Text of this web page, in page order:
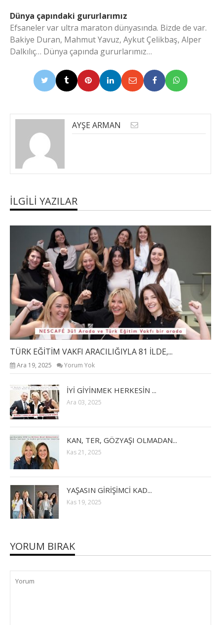
Dünya çapındaki gururlarımız
Efsaneler var ultra maraton dünyasında. Bizde de var.
Bakiye Duran, Mahmut Yavuz, Aykut Çelikbaş, Alper
Dalkılıç… Dünya çapında gururlarımız…
AYŞE ARMAN
İLGILI YAZILAR
TÜRK EĞİTİM VAKFI ARACILIĞIYLA 81 İLDE,...
Ara 19, 2025 Yorum Yok
İYİ GİYİNMEK HERKESİN ...
Ara 03, 2025
KAN, TER, GÖZYAŞI OLMADAN...
Kas 21, 2025
YAŞASIN GİRİŞİMCİ KAD...
Kas 19, 2025
YORUM BIRAK